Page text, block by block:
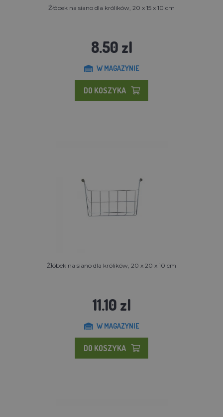
Żłóbek na siano dla królików, 20 x 15 x 10 cm
8.50 zl
W MAGAZYNIE
DO KOSZYKA
Żłóbek na siano dla królików, 20 x 20 x 10 cm
11.10 zl
W MAGAZYNIE
DO KOSZYKA